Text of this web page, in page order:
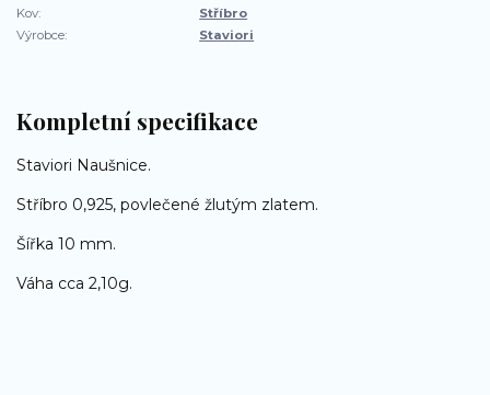
Kov:
Stříbro
Výrobce:
Staviori
Kompletní specifikace
Staviori Naušnice.
Stříbro 0,925, povlečené žlutým zlatem.
Šířka 10 mm.
Váha cca 2,10g.